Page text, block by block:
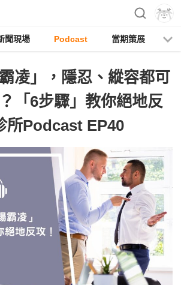
聞現場 Podcast 當期策展
凌」，隱忍、縱容都可
「6步驟」教你絕地反
所Podcast EP40